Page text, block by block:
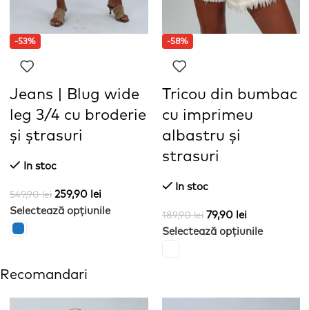
-53%
Jeans | Blug wide
leg 3/4 cu broderie
și ștrasuri
In stoc
549,90lei 259,90 lei
Selectează opțiunile
-58%
Tricou din bumbac
cu imprimeu
albastru și
strasuri
In stoc
189,90lei 79,90 lei
Selectează opțiunile
Recomandari